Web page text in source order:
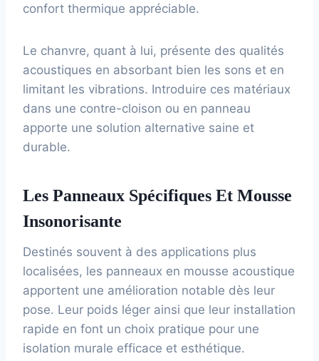
confort thermique appréciable.
Le chanvre, quant à lui, présente des qualités
acoustiques en absorbant bien les sons et en
limitant les vibrations. Introduire ces matériaux
dans une contre-cloison ou en panneau
apporte une solution alternative saine et
durable.
Les Panneaux Spécifiques Et Mousse
Insonorisante
Destinés souvent à des applications plus
localisées, les panneaux en mousse acoustique
apportent une amélioration notable dès leur
pose. Leur poids léger ainsi que leur installation
rapide en font un choix pratique pour une
isolation murale efficace et esthétique.